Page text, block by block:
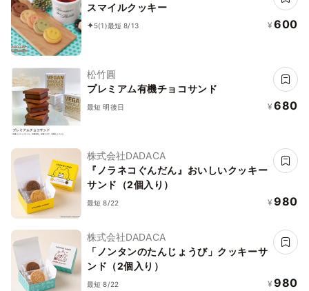
スマイルクッキー
5(1)最短 8/13 ¥ 600
松竹圓
プレミアム有機チョコサンド
最短 明後日 ¥ 680
株式会社DADACA
『ノラネコぐんだん』おいしいクッキー
サンド（2個入り）
最短 8/22 ¥ 980
株式会社DADACA
「ノンタンのたんじょうび」クッキーサ
ンド（2個入り）
最短 8/22 ¥ 980